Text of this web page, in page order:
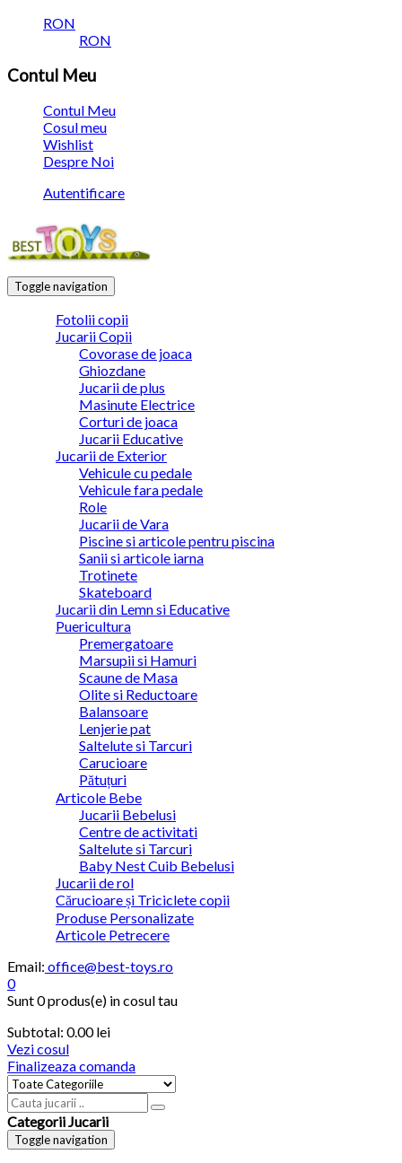
RON
RON
Contul Meu
Contul Meu
Cosul meu
Wishlist
Despre Noi
Autentificare
Toggle navigation
Fotolii copii
Jucarii Copii
Covorase de joaca
Ghiozdane
Jucarii de plus
Masinute Electrice
Corturi de joaca
Jucarii Educative
Jucarii de Exterior
Vehicule cu pedale
Vehicule fara pedale
Role
Jucarii de Vara
Piscine si articole pentru piscina
Sanii si articole iarna
Trotinete
Skateboard
Jucarii din Lemn si Educative
Puericultura
Premergatoare
Marsupii si Hamuri
Scaune de Masa
Olite si Reductoare
Balansoare
Lenjerie pat
Saltelute si Tarcuri
Carucioare
Pătuțuri
Articole Bebe
Jucarii Bebelusi
Centre de activitati
Saltelute si Tarcuri
Baby Nest Cuib Bebelusi
Jucarii de rol
Cărucioare și Triciclete copii
Produse Personalizate
Articole Petrecere
Email: office@best-toys.ro
0
Sunt0 produs(e) in cosul tau
Subtotal: 0.00lei
Vezi cosul
Finalizeaza comanda
Categorii Jucarii
Toggle navigation